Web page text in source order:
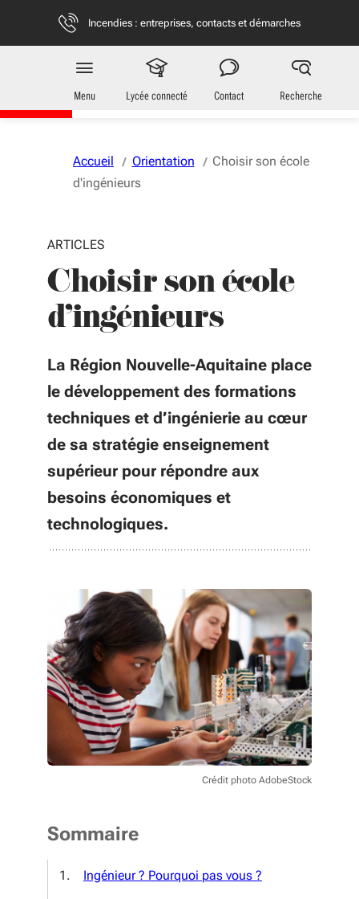
Vous naviguez en mode anonymisé,
Incendies : entreprises, contacts et démarches
Jeunes
en Nouvelle-Aquitaine
Menu Lycée connecté Contact Recherche
Accueil Orientation
Choisir son école
d'ingénieurs
ARTICLES
Choisir son école
d'ingénieurs
La Région Nouvelle-Aquitaine place
le développement des formations
techniques et d’ingénierie au cœur
de sa stratégie enseignement
supérieur pour répondre aux
besoins économiques et
technologiques.
Crédit photo AdobeStock
Sommaire
Ingénieur ? Pourquoi pas vous ?